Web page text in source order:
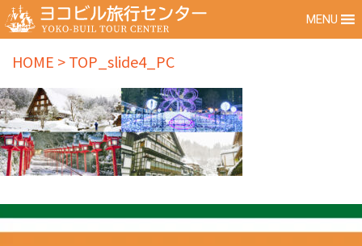
MENU
HOME >TOP_slide4_PC